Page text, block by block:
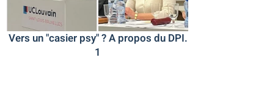
Vers un "casier psy" ? A propos du DPI.
1